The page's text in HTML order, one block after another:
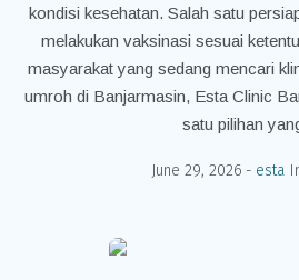
kondisi kesehatan. Salah satu
melakukan vaksinasi sesuai
masyarakat yang sedang mencari
umroh di Banjarmasin, Esta Clinic
satu pilihan
June 29, 2026 esta